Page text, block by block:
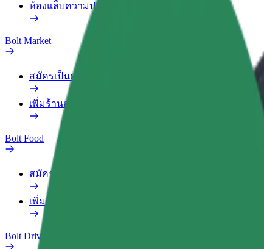
ห้องแล็บความปลอดภัย
Bolt Market
สมัครเป็นคนส่งของ
เพิ่มร้านอาหารหรือร้านค้า
Bolt Food
สมัครเป็นคนส่งของ
เพิ่มร้านอาหารหรือร้านค้า
Bolt Drive